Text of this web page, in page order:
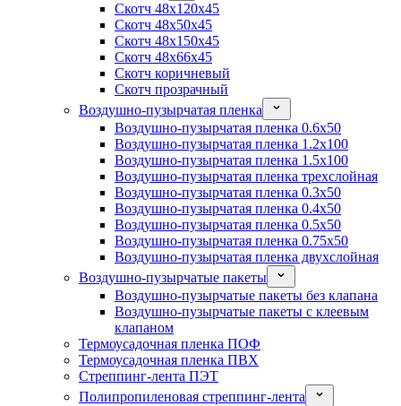
Скотч 48x120x45
Скотч 48x50x45
Скотч 48x150x45
Скотч 48x66x45
Скотч коричневый
Скотч прозрачный
Воздушно-пузырчатая пленка
Воздушно-пузырчатая пленка 0.6x50
Воздушно-пузырчатая пленка 1.2x100
Воздушно-пузырчатая пленка 1.5x100
Воздушно-пузырчатая пленка трехслойная
Воздушно-пузырчатая пленка 0.3x50
Воздушно-пузырчатая пленка 0.4x50
Воздушно-пузырчатая пленка 0.5x50
Воздушно-пузырчатая пленка 0.75x50
Воздушно-пузырчатая пленка двухслойная
Воздушно-пузырчатые пакеты
Воздушно-пузырчатые пакеты без клапана
Воздушно-пузырчатые пакеты с клеевым
клапаном
Термоусадочная пленка ПОФ
Термоусадочная пленка ПВХ
Стреппинг-лента ПЭТ
Полипропиленовая стреппинг-лента